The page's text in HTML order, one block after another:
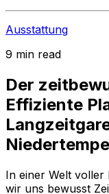
Ausstattung
9 min read
Der
Effiziente
In einer Welt voller
wir uns bewusst